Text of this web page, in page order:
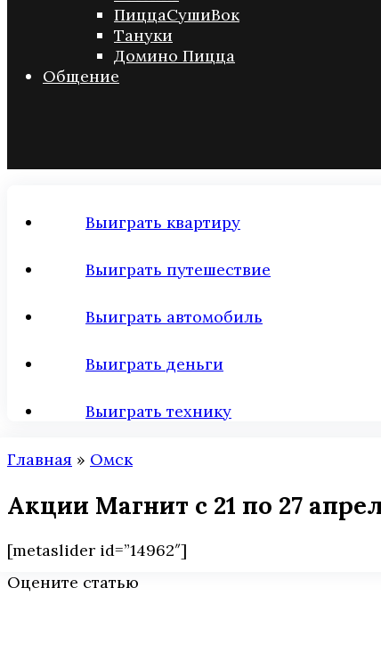
ПиццаСушиВок
Тануки
Домино Пицца
Общение
Выиграть квартиру
Выиграть путешествие
Выиграть автомобиль
Выиграть деньги
Выиграть технику
Главная » Омск
Акции Магнит с 21 по 27
[metaslider id=”14962″]
Оцените статью